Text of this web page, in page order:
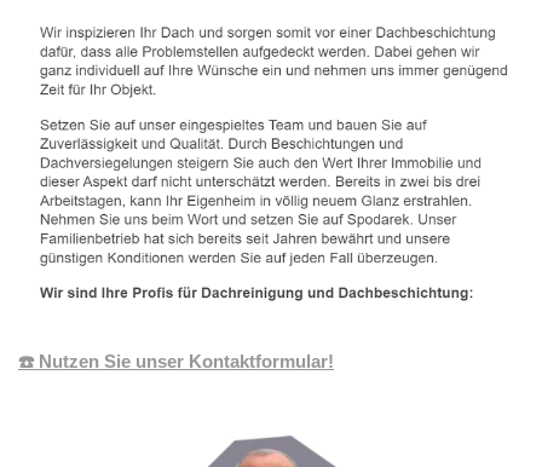
☎️ Nutzen Sie unser Kontaktformular!